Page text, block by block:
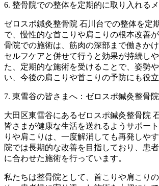
6. 整骨院での整体を定期的に取り入れる
ゼロスポ鍼灸整骨院 石川台での整体を定
で、慢性的な首こりや肩こりの根本改善
骨院での施術は、筋肉の深部まで働きか
セルフケアと併せて行うと効果が持続し
た、定期的な施術を受けることで、姿勢
い、今後の肩こりや首こりの予防にも役立
7. 東雪谷の皆さまへ：ゼロスポ鍼灸整骨
大田区東雪谷にあるゼロスポ鍼灸整骨院
皆さまが健康な生活を送れるようサポー
りや肩こりは、一度解消しても再発しや
院では長期的な改善を目指しており、患
に合わせた施術を行っています。
私たちは整骨院として、首こりや肩こり